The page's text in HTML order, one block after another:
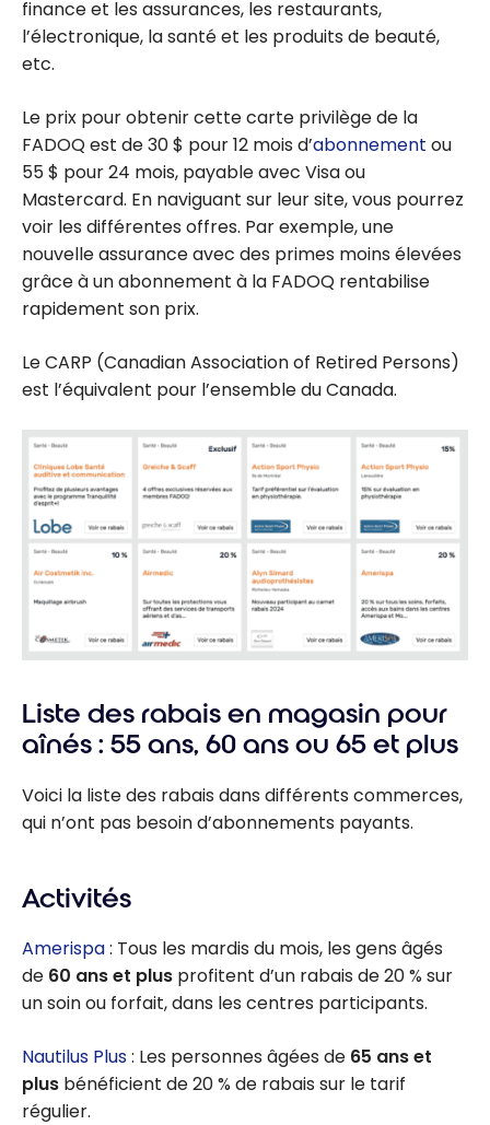
finance et les assurances, les restaurants,
l’électronique, la santé et les produits de beauté,
etc.
Le prix pour obtenir cette carte privilège de la
FADOQ est de 30 $ pour 12 mois d’abonnement ou
55 $ pour 24 mois, payable avec Visa ou
Mastercard. En naviguant sur leur site, vous pourrez
voir les différentes offres. Par exemple, une
nouvelle assurance avec des primes moins élevées
grâce à un abonnement à la FADOQ rentabilise
rapidement son prix.
Le CARP (Canadian Association of Retired Persons)
est l’équivalent pour l’ensemble du Canada.
Liste des rabais en magasin pour
aînés : 55 ans, 60 ans ou 65 et plus
Voici la liste des rabais dans différents commerces,
qui n’ont pas besoin d’abonnements payants.
Activités
Amerispa: Tous les mardis du mois, les gens âgés
de 60 ans et plus profitent d’un rabais de 20 % sur
un soin ou forfait, dans les centres participants.
Nautilus Plus: Les personnes âgées de 65 ans et
plus bénéficient de 20 % de rabais sur le tarif
régulier.